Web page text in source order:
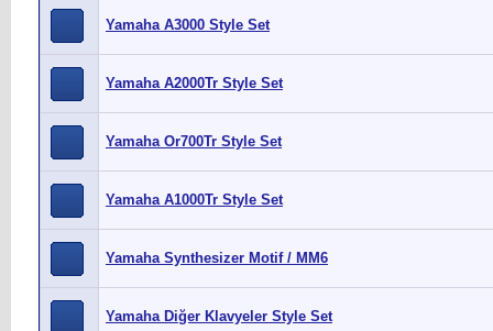
Yamaha A3000 Style Set
Yamaha A2000Tr Style Set
Yamaha Or700Tr Style Set
Yamaha A1000Tr Style Set
Yamaha Synthesizer Motif / MM6
Yamaha Diğer Klavyeler Style Set